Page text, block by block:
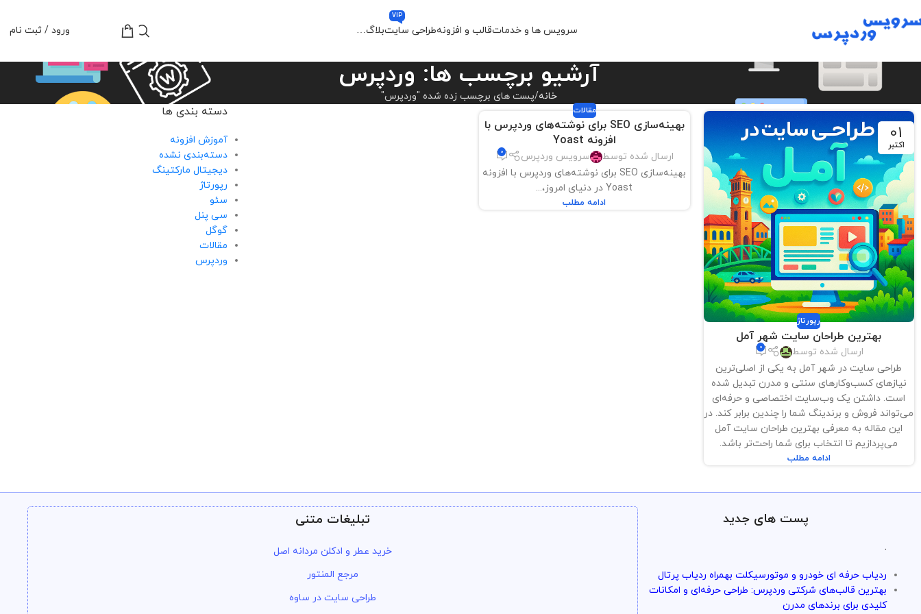
سرویس ها و خدماتقالب و افزونهطراحی سایت
VIP
بلاگ… ورود / ثبت نام
آرشیو برچسب ها: وردپرس
خانه پست های برچسب زده شده "وردپرس"
01
اکتبر
رپورتاژ
بهترین طراحان سایت شهر آمل
ارسال شده توسط 0
طراحی سایت در شهر آمل به یکی از اصلی‌ترین
نیازهای کسب‌وکارهای سنتی و مدرن تبدیل شده
است. داشتن یک وب‌سایت اختصاصی و حرفه‌ای
می‌تواند فروش و برندینگ شما را چندین برابر کند. در
این مقاله به معرفی بهترین طراحان سایت آمل
می‌پردازیم تا انتخاب برای شما راحت‌تر باشد.
ادامه مطلب
مقالات
بهینه‌سازی SEO برای نوشته‌های وردپرس با
افزونه Yoast
ارسال شده توسط سرویس وردپرس 0
بهینه‌سازی SEO برای نوشته‌های وردپرس با افزونه
Yoast در دنیای امروز،...
ادامه مطلب
دسته بندی ها
آموزش افزونه
دسته‌بندی نشده
دیجیتال مارکتینگ
رپورتاژ
سئو
سی پنل
گوگل
مقالات
وردپرس
پست های جدید
.
ردیاب حرفه ای خودرو و موتورسیکلت بهمراه ردیاب پرتال
بهترین قالب‌های شرکتی وردپرس: طراحی حرفه‌ای و امکانات
کلیدی برای برندهای مدرن
تبلیغات متنی
خرید عطر و ادکلن مردانه اصل
مرجع المنتور
طراحی سایت در ساوه